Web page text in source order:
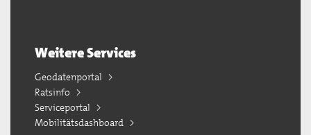
Weitere Services
Geodatenportal
Ratsinfo
Serviceportal
Mobilitätsdashboard